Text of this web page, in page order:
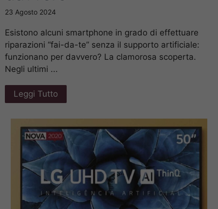
23 Agosto 2024
Esistono alcuni smartphone in grado di effettuare
riparazioni “fai-da-te” senza il supporto artificiale:
funzionano per davvero? La clamorosa scoperta.
Negli ultimi ...
Leggi Tutto